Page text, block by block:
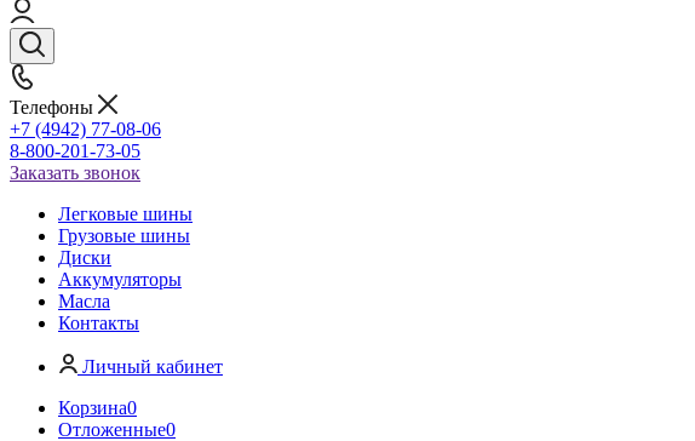
Телефоны
+7 (4942) 77-08-06
8-800-201-73-05
Заказать звонок
Легковые шины
Грузовые шины
Диски
Аккумуляторы
Масла
Контакты
Личный кабинет
Корзина0
Отложенные0